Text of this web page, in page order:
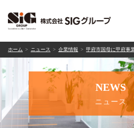
ホーム ニュース 企業情報 甲府市国母に甲府事
NEWS
ニュース